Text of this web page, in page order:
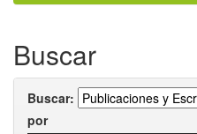
Buscar
Buscar:
por